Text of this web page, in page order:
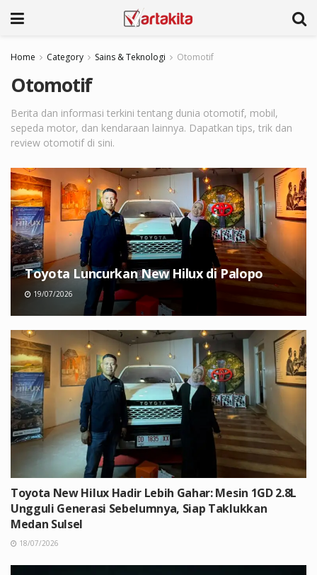
Home Category Sains & Teknologi Otomotif
Otomotif
Berita dan informasi terkini tentang dunia otomotif, mobil,
sepeda motor, dan kendaraan lainnya. Dapatkan tips, trik dan
review otomotif di sini.
Toyota Luncurkan New Hilux di Palopo
19/07/2026
Toyota New Hilux Hadir Lebih Gahar: Mesin 1GD 2.8L
Ungguli Generasi Sebelumnya, Siap Taklukkan
Medan Sulsel
18/07/2026